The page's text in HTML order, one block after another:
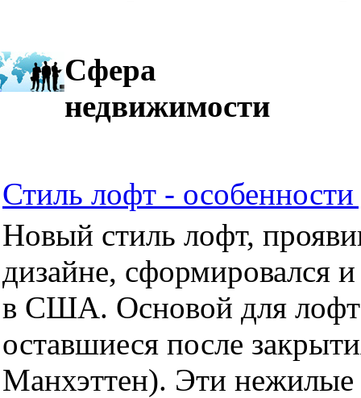
Сфера
недвижимости
Стиль лофт -
Новый стиль лофт,
дизайне, сформировался
в США. Основой для
оставшиеся после
Манхэттен). Эти нежилые